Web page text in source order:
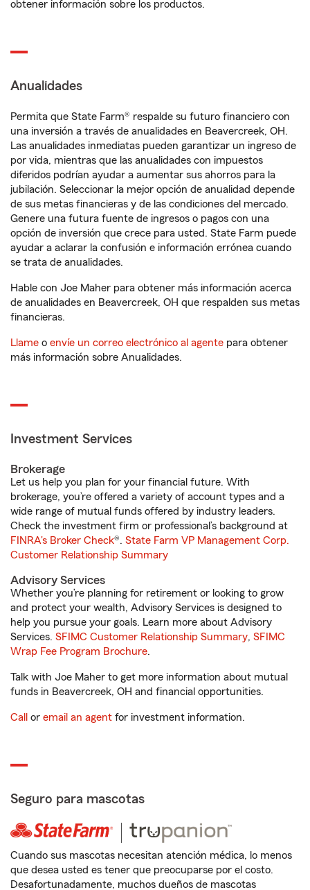
obtener información sobre los productos.
Anualidades
Permita que State Farm® respalde su futuro financiero con
una inversión a través de anualidades en Beavercreek, OH.
Las anualidades inmediatas pueden garantizar un ingreso de
por vida, mientras que las anualidades con impuestos
diferidos podrían ayudar a aumentar sus ahorros para la
jubilación. Seleccionar la mejor opción de anualidad depende
de sus metas financieras y de las condiciones del mercado.
Genere una futura fuente de ingresos o pagos con una
opción de inversión que crece para usted. State Farm puede
ayudar a aclarar la confusión e información errónea cuando
se trata de anualidades.
Hable con Joe Maher para obtener más información acerca
de anualidades en Beavercreek, OH que respalden sus metas
financieras.
Llame o envíe un correo electrónico al agente para obtener
más información sobre Anualidades.
Investment Services
Brokerage
Let us help you plan for your financial future. With
brokerage, you’re offered a variety of account types and a
wide range of mutual funds offered by industry leaders.
Check the investment firm or professional’s background at
FINRA's Broker Check®. State Farm VP Management Corp.
Customer Relationship Summary
Advisory Services
Whether you’re planning for retirement or looking to grow
and protect your wealth, Advisory Services is designed to
help you pursue your goals. Learn more about Advisory
Services. SFIMC Customer Relationship Summary, SFIMC
Wrap Fee Program Brochure.
Talk with Joe Maher to get more information about mutual
funds in Beavercreek, OH and financial opportunities.
Call or email an agent for investment information.
Seguro para mascotas
Cuando sus mascotas necesitan atención médica, lo menos
que desea usted es tener que preocuparse por el costo.
Desafortunadamente, muchos dueños de mascotas